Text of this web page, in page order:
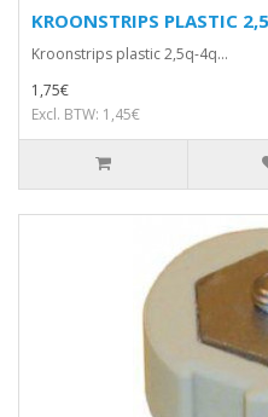
KROONSTRIPS PLASTIC
Kroonstrips plastic 2,5q-4q...
1,75€
Excl. BTW: 1,45€